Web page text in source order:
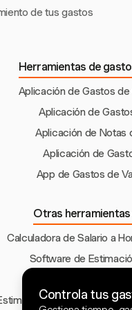
de tus gastos
Herramientas de
Aplicación de Gastos
Aplicación de
Aplicación de Notas
Aplicación de
App de Gastos de
Otras
Calculadora de Salario a
Software de
de Costos de
Controla tus